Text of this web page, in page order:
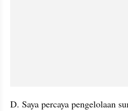
D. Saya percaya pengelolaan